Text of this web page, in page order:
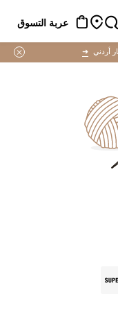
عربة التسوق
➜